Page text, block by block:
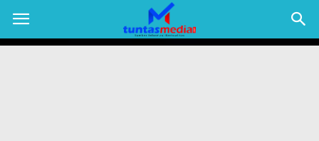
TUNTAS